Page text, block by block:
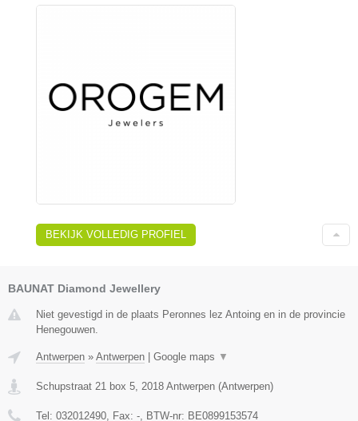
BEKIJK VOLLEDIG PROFIEL
BAUNAT Diamond Jewellery
Niet gevestigd in de plaats Peronnes lez Antoing en in de provincie
Henegouwen.
Antwerpen » Antwerpen Google maps ▼
Schupstraat 21 box 5, 2018 Antwerpen (Antwerpen)
Tel: 032012490, Fax: -, BTW-nr: BE0899153574